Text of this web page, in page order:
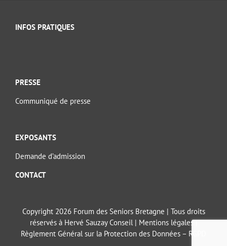
INFOS PRATIQUES
PRESSE
Communiqué de presse
EXPOSANTS
Demande d’admission
CONTACT
Copyright 2026 Forum des Seniors Bretagne | Tous droits
réservés à Hervé Sauzay Conseil | Mentions légales|
Règlement Général sur la Protection des Données – RGPD